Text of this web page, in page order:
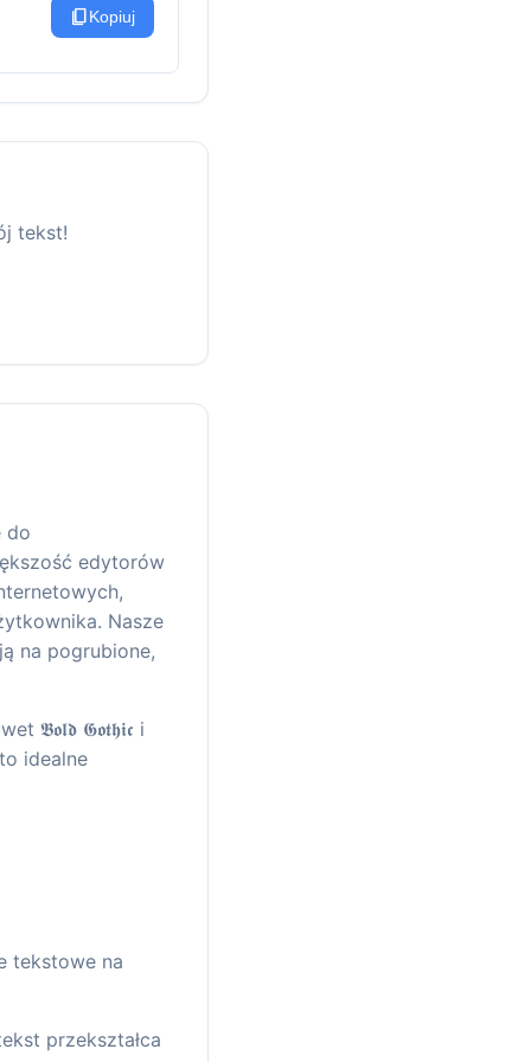
content_copyKopiuj
tekst!
do
edytorów
Nasze
na pogrubione,
𝕭𝖔𝖑𝖉 𝕲𝖔𝖙𝖍𝖎𝖈 i
idealne
tekstowe na
przekształca